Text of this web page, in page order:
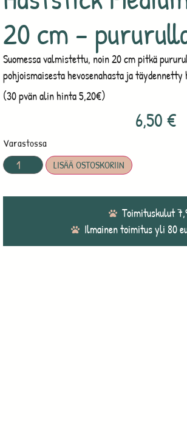
20 cm –
Suomessa valmistettu, noin 20 cm pitkä
pohjoismaisesta hevosenahasta ja
(30 pvän alin hinta 5,20€)
6,50€
Varastossa
LISÄÄ OSTOSKORIIN
Toimituskulut
Ilmainen toimitus yli 80